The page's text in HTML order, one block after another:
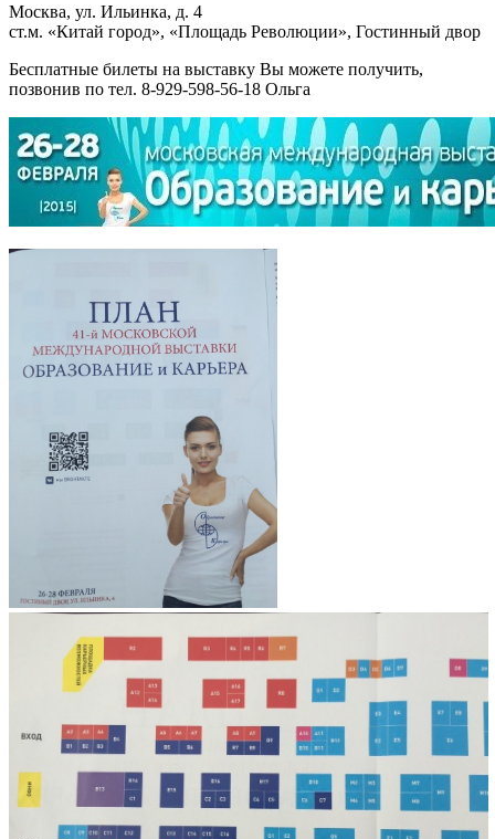
Москва, ул. Ильинка, д. 4
ст.м. «Китай город», «Площадь Революции», Гостинный двор
Бесплатные билеты на выставку Вы можете получить,
позвонив по тел. 8-929-598-56-18 Ольга